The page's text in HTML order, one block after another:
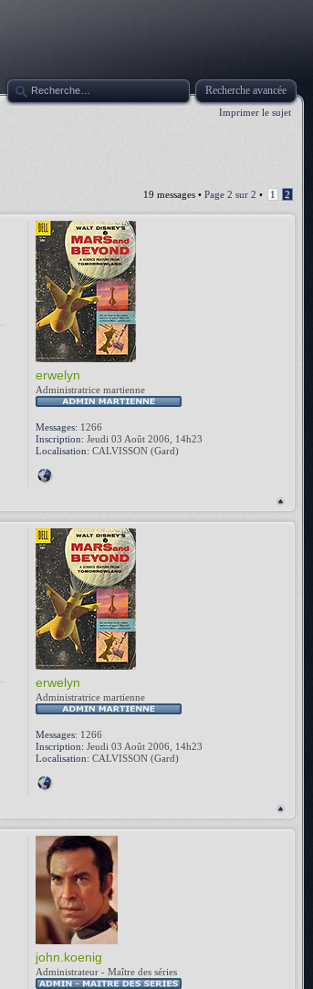
Recherche avancée
Imprimer le sujet
19 messages • Page 2 sur 2 • 1 2
erwelyn
Administratrice martienne
Messages: 1266
Inscription: Jeudi 03 Août 2006, 14h23
Localisation: CALVISSON (Gard)
erwelyn
Administratrice martienne
Messages: 1266
Inscription: Jeudi 03 Août 2006, 14h23
Localisation: CALVISSON (Gard)
john.koenig
Administrateur - Maître des séries